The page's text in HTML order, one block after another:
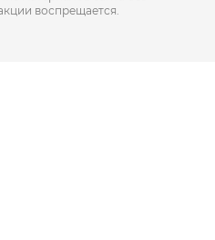
воспрещается.